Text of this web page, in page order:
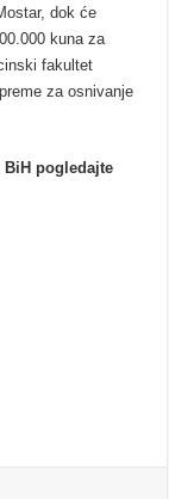
dok će
kuna za
fakultet
za osnivanje
BiH pogledajte